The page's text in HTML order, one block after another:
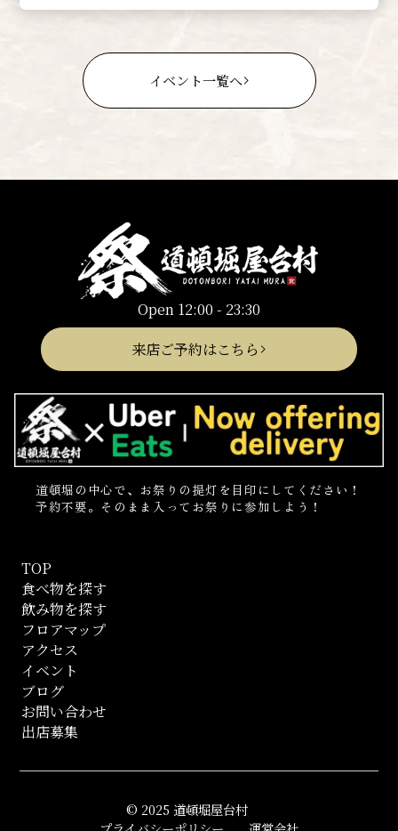
イベント一覧へ
Open 12:00 - 23:30
来店ご予約はこちら
道頓堀の中心で、お祭りの提灯を目印にしてください！
予約不要。そのまま入ってお祭りに参加しよう！
TOP
食べ物を探す
飲み物を探す
フロアマップ
アクセス
イベント
ブログ
お問い合わせ
出店募集
© 2025 道頓堀屋台村